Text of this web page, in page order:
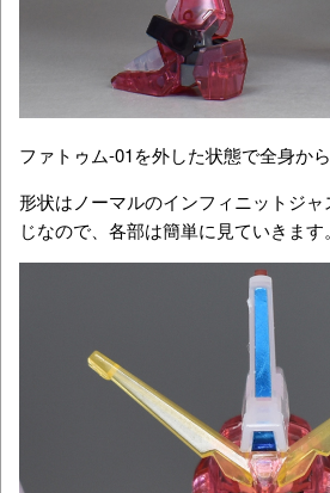
ファトゥム-01を外した状態で全身から
形状はノーマルのインフィニットジ
じなので、各部は簡単に見ていきます。